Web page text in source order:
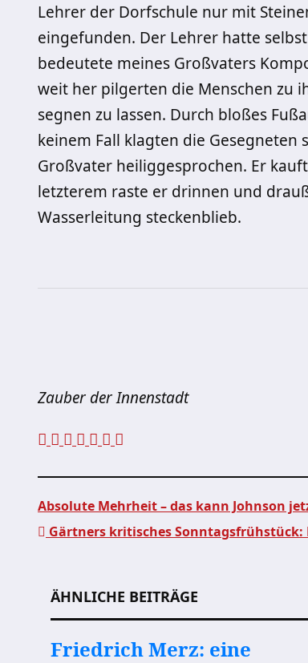
Lehrer der Dorfschule nur mit
eingefunden. Der Lehrer hatte
bedeutete meines Großvaters
weit her pilgerten die Menschen zu
segnen zu lassen. Durch bloßes
keinem Fall klagten die
Großvater heiliggesprochen. Er
letzterem raste er drinnen und
Wasserleitung steckenblieb.
Zauber der Innenstadt
Absolute Mehrheit – das kann Johnson
Gärtners kritisches Sonntagsfrühstück:
ÄHNLICHE BEITRÄGE
Friedrich Merz: eine